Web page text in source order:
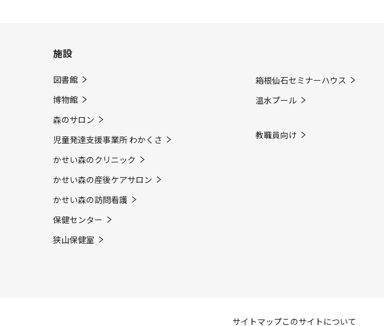
施設
図書館
博物館
森のサロン
児童発達支援事業所 わかくさ
かせい森のクリニック
かせい森の産後ケアサロン
かせい森の訪問看護
保健センター
狭山保健室
箱根仙石セミナーハウス
温水プール
教職員向け
サイトマップこのサイトについて